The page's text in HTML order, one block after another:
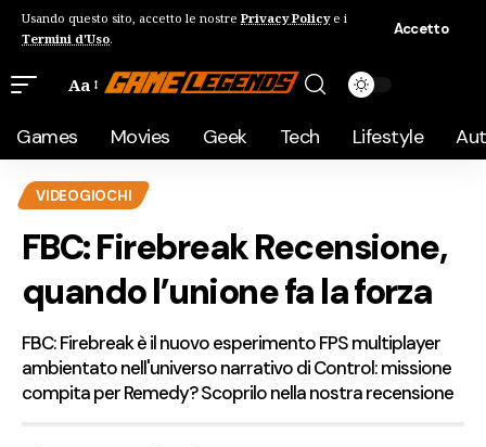
Usando questo sito, accetto le nostre Privacy Policye i
Termini d'Uso.
Accetto
Aa
Games Movies Geek Tech Lifestyle
VIDEOGIOCHI
FBC: Firebreak Recensione,
quando l’unione fa la forza
FBC: Firebreak è il nuovo esperimento FPS multiplayer
ambientato nell'universo narrativo di Control: missione
compita per Remedy? Scoprilo nella nostra recensione